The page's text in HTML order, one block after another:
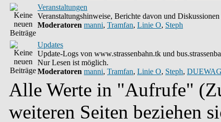
Veranstaltungen
Veranstaltungshinweise, Berichte davon und Diskussionen
Moderatoren manni, Tramfan, Linie O, Steph
Updates
Update-Logs von www.strassenbahn.tk und
Nur Lesen ist möglich.
Moderatoren manni, Tramfan, Linie O, Steph,
Alle Werte in "Aufrufe"
weiteren Seiten beziehen